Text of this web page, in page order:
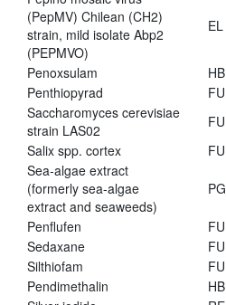
(PepMV) Chilean (CH2)
strain, mild isolate Abp2
(PEPMVO)
EL
Penoxsulam HB
Penthiopyrad
FU
Saccharomyces cerevisiae
strain LAS02
FU
Salix spp. cortex
FU
Sea-algae extract
(formerly sea-algae
extract and seaweeds)
PG
Penflufen
FU
Sedaxane
FU
Silthiofam
FU
Pendimethalin
HB